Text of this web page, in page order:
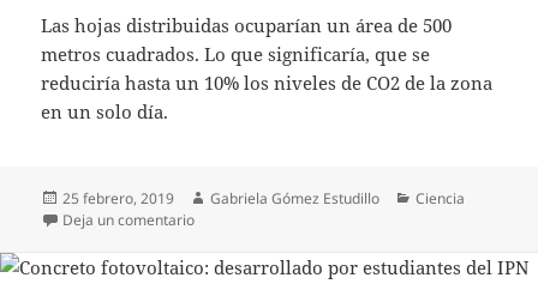
Las hojas distribuidas ocuparían un área de 500
metros cuadrados. Lo que significaría, que se
reduciría hasta un 10% los niveles de CO2 de la zona
en un solo día.
Publicado
el
25 febrero, 2019 Autor
Gabriela Gómez Estudillo Categorías
Ciencia
Deja un comentarioen Desarrollan hoja artificial capaz de convertir el